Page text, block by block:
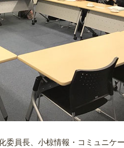
、小椋情報・コミュニケー